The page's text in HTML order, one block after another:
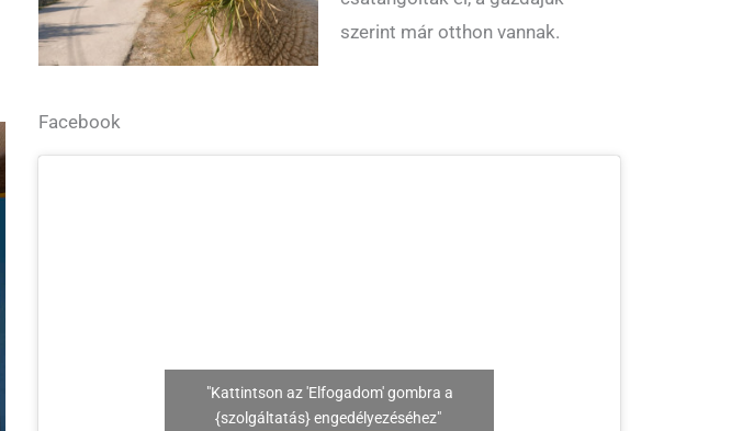
szerint már otthon vannak.
Facebook
"Kattintson az 'Elfogadom' gombra a
{szolgáltatás} engedélyezéséhez"